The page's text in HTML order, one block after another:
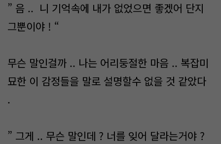
” 음 .. 니 기억속에 내가 없었으면 좋겠어 단지
그뿐이야 ! “
무슨 말인걸까 .. 나는 어리둥절한 마음 .. 복잡미
묘한 이 감정들을 말로 설명할수 없을 것 같았다
.
” 그게 .. 무슨 말인데 ? 너를 잊어 달라는거야 ?